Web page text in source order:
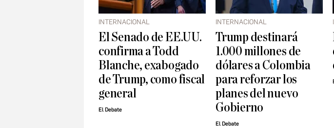
INTERNACIONAL
El Senado de EE.UU.
confirma a Todd
Blanche, exabogado
de Trump, como fiscal
general
El Debate
INTERNACIONAL
Trump destinará
1.000 millones de
dólares a Colombia
para reforzar los
planes del nuevo
Gobierno
El Debate